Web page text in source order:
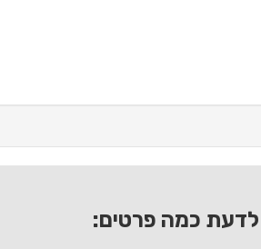
לדעת כמה פרטים: